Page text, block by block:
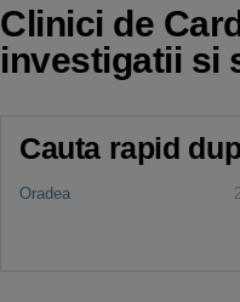
Clinici de
investigatii si
Cauta rapid
Oradea 2